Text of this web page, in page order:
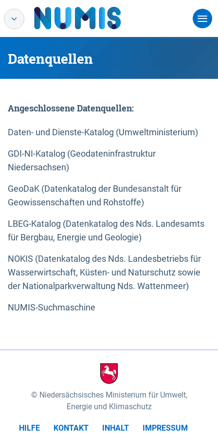
Datenquellen
Angeschlossene Datenquellen:
Daten- und Dienste-Katalog (Umweltministerium)
GDI-NI-Katalog (Geodateninfrastruktur
Niedersachsen)
GeoDaK (Datenkatalog der Bundesanstalt für
Geowissenschaften und Rohstoffe)
LBEG-Katalog (Datenkatalog des Nds. Landesamts
für Bergbau, Energie und Geologie)
NOKIS (Datenkatalog des Nds. Landesbetriebs für
Wasserwirtschaft, Küsten- und Naturschutz sowie
der Nationalparkverwaltung Nds. Wattenmeer)
NUMIS-Suchmaschine
Niedersächsisches Ministerium für Umwelt,
Energie und Klimaschutz
HILFE KONTAKT INHALT
IMPRESSUM